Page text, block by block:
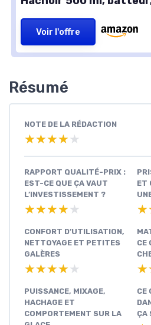
Voir l'offre
Résumé
NOTE DE LA RÉDACTION
★★★★★
★★★★★
RAPPORT QUALITÉ-PRIX :
EST-CE QUE ÇA VAUT
L’INVESTISSEMENT ?
★★★★★
★★★★★
ET
CONFORT D’UTILISATION,
NETTOYAGE ET PETITES
GALÈRES
★★★★★
★★★★★
CE
PUISSANCE, MIXAGE,
HACHAGE ET
COMPORTEMENT SUR LA
CE
ÇA